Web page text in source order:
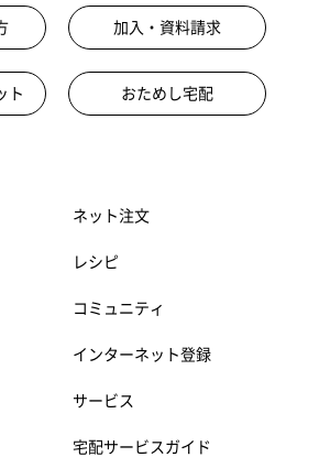
加入・資料請求
ト おためし宅配
ネット注文
レシピ
コミュニティ
インターネット登録
サービス
宅配サービスガイド